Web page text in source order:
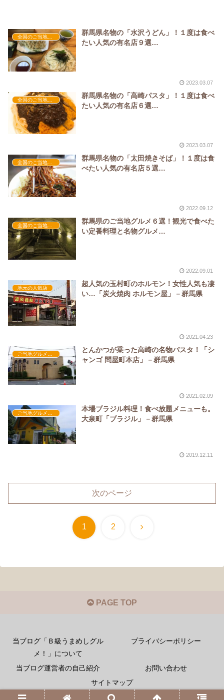
全国のご当地グルメ
群馬県名物の「水沢うどん」！１度は食べ
たい人気の有名店９選…
2023.03.07
群馬県名物の「高崎パスタ」！１度は食べ
たい人気の有名店６選…
2023.03.07
群馬県名物の「太田焼きそば」！１度は食
べたい人気の有名店５選…
2022.09.12
群馬県のご当地グルメ６選！観光で食べた
い定番料理と名物グルメ…
2022.09.01
地元の人気店
超人気の玉村町のホルモン！女性人気も凄
い…「炭火焼肉 ホルモン屋」－群馬県
2021.04.23
とんかつが乗った高崎の名物パスタ！「シ
ャンゴ 問屋町本店」－群馬県
2021.02.09
本場ブラジル料理！食べ放題メニューも。
大泉町「ブラジル」－群馬県
2019.12.11
次のページ
1 2 次
PAGE TOP
当ブログ「Ｂ級うまめしグル
メ！」について
プライバシーポリシー
当ブログ運営者の自己紹介
お問い合わせ
サイトマップ